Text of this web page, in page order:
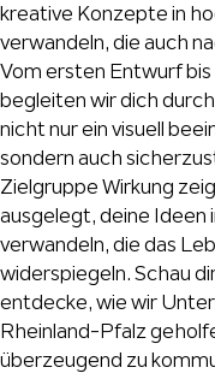
kreative Konzepte in
verwandeln, die auch
Vom ersten Entwurf
begleiten wir dich
nicht nur ein visuell
sondern auch
Zielgruppe Wirkung
ausgelegt, deine Ideen
verwandeln, die das
widerspiegeln. Schau
entdecke, wie wir
Rheinland-Pfalz
überzeugend zu